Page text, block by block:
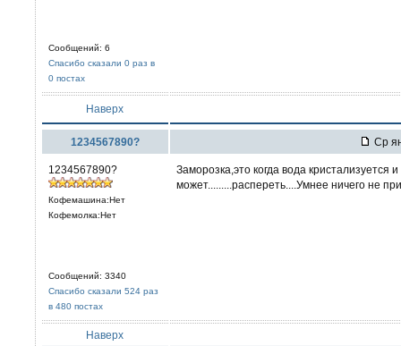
Сообщений: 6
Спасибо сказали 0 раз в
0 постах
Наверх
1234567890? Ср
1234567890?
Кофемашина:Нет
Кофемолка:Нет
Сообщений: 3340
Спасибо сказали 524 раз
в 480 постах
Заморозка,это когда вода кристализуется
может.........распереть....Умнее ничего не
Наверх